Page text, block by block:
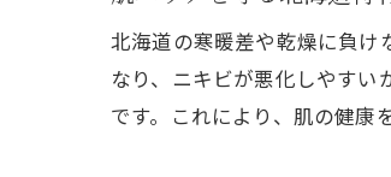
北海道の寒暖差や乾燥に負け
なり、ニキビが悪化しやす
です。これにより、肌の健康